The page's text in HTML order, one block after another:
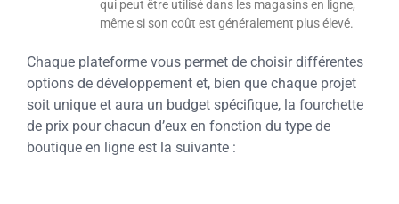
qui peut être utilisé dans les magasins en ligne,
même si son coût est généralement plus élevé.
Chaque plateforme vous permet de choisir différentes
options de développement et, bien que chaque projet
soit unique et aura un budget spécifique, la fourchette
de prix pour chacun d’eux en fonction du type de
boutique en ligne est la suivante :